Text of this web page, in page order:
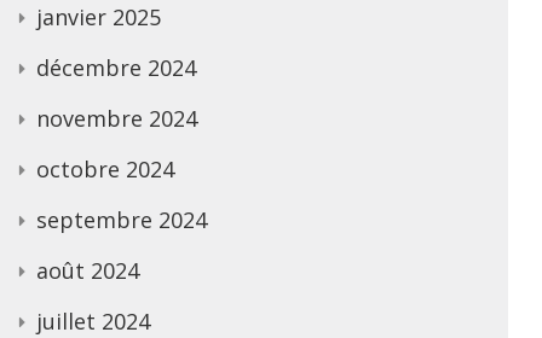
janvier 2025
décembre 2024
novembre 2024
octobre 2024
septembre 2024
août 2024
juillet 2024